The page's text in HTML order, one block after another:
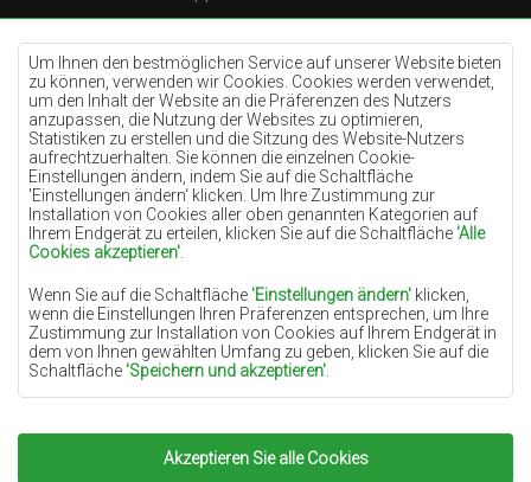
Um Ihnen den bestmöglichen Service auf unserer Website bieten
zu können, verwenden wir Cookies. Cookies werden verwendet,
um den Inhalt der Website an die Präferenzen des Nutzers
anzupassen, die Nutzung der Websites zu optimieren,
Statistiken zu erstellen und die Sitzung des Website-Nutzers
aufrechtzuerhalten. Sie können die einzelnen Cookie-
Einstellungen ändern, indem Sie auf die Schaltfläche
'Einstellungen ändern‘ klicken. Um Ihre Zustimmung zur
Installation von Cookies aller oben genannten Kategorien auf
Ihrem Endgerät zu erteilen, klicken Sie auf die Schaltfläche 'Alle
Cookies akzeptieren'
Wenn Sie auf die Schaltfläche 'Einstellungen ändern' klicken,
wenn die Einstellungen Ihren Präferenzen entsprechen, um Ihre
Zustimmung zur Installation von Cookies auf Ihrem Endgerät in
dem von Ihnen gewählten Umfang zu geben, klicken Sie auf die
Schaltfläche 'Speichern und akzeptieren'
Grundlage für die Verarbeitung das berechtigte Interesse des
Datenverwalters (TEPPICHECHEMEX) oder Dritter in Form der
Bereitstellung qualitativ hochwertiger Dienste auf unserer
Akzeptieren Sie alle Cookies
Teppiche Cremefarben
Teppiche Lilac
Teppiche Gelb
Teppiche Pfefferminz
Teppiche Blau
Teppiche Orange
Teppiche Rosa
Teppiche Terrakotte
Teppiche Grün
Teppiche Golden
Copyright 2022Teppiche Chemex.Alle Rechte